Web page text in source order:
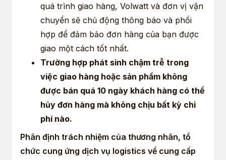
quá trình giao hàng, Volwatt và đơn vị vận
chuyển sẽ chủ động thông báo và phối
hợp để đảm bảo đơn hàng của bạn được
giao một cách tốt nhất.
Trường hợp phát sinh chậm trễ trong
việc giao hàng hoặc sản phẩm không
được bán quá 10 ngày khách hàng có thể
hủy đơn hàng mà không chịu bất kỳ chi
phí nào.
Phân định trách nhiệm của thương nhân, tổ
chức cung ứng dịch vụ logistics về cung cấp